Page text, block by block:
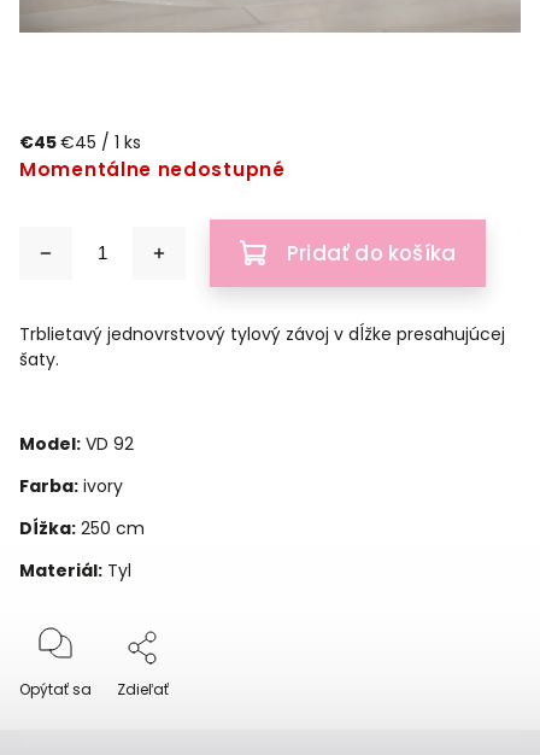
€45€45 / 1 ks
Momentálne nedostupné
Pridať do košíka
Trblietavý jednovrstvový tylový závoj v dĺžke presahujúcej
šaty.
Model: VD 92
Farba: ivory
Dĺžka: 250 cm
Materiál: Tyl
Opýtať sa Zdieľať